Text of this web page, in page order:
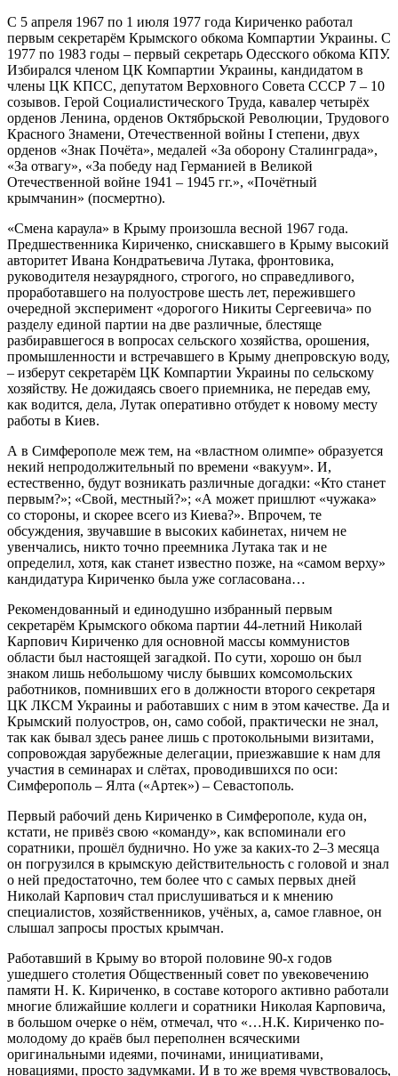
С 5 апреля 1967 по 1 июля 1977 года Кириченко работал
первым секретарём Крымского обкома Компартии Украины. С
1977 по 1983 годы – первый секретарь Одесского обкома КПУ.
Избирался членом ЦК Компартии Украины, кандидатом в
члены ЦК КПСС, депутатом Верховного Совета СССР 7 – 10
созывов. Герой Социалистического Труда, кавалер четырёх
орденов Ленина, орденов Октябрьской Революции, Трудового
Красного Знамени, Отечественной войны I степени, двух
орденов «Знак Почёта», медалей «За оборону Сталинграда»,
«За отвагу», «За победу над Германией в Великой
Отечественной войне 1941 – 1945 гг.», «Почётный
крымчанин» (посмертно).
«Смена караула» в Крыму произошла весной 1967 года.
Предшественника Кириченко, снискавшего в Крыму высокий
авторитет Ивана Кондратьевича Лутака, фронтовика,
руководителя незаурядного, строгого, но справедливого,
проработавшего на полуострове шесть лет, пережившего
очередной эксперимент «дорогого Никиты Сергеевича» по
разделу единой партии на две различные, блестяще
разбиравшегося в вопросах сельского хозяйства, орошения,
промышленности и встречавшего в Крыму днепровскую воду,
– изберут секретарём ЦК Компартии Украины по сельскому
хозяйству. Не дожидаясь своего приемника, не передав ему,
как водится, дела, Лутак оперативно отбудет к новому месту
работы в Киев.
А в Симферополе меж тем, на «властном олимпе» образуется
некий непродолжительный по времени «вакуум». И,
естественно, будут возникать различные догадки: «Кто станет
первым?»; «Свой, местный?»; «А может пришлют «чужака»
со стороны, и скорее всего из Киева?». Впрочем, те
обсуждения, звучавшие в высоких кабинетах, ничем не
увенчались, никто точно преемника Лутака так и не
определил, хотя, как станет известно позже, на «самом верху»
кандидатура Кириченко была уже согласована…
Рекомендованный и единодушно избранный первым
секретарём Крымского обкома партии 44-летний Николай
Карпович Кириченко для основной массы коммунистов
области был настоящей загадкой. По сути, хорошо он был
знаком лишь небольшому числу бывших комсомольских
работников, помнивших его в должности второго секретаря
ЦК ЛКСМ Украины и работавших с ним в этом качестве. Да и
Крымский полуостров, он, само собой, практически не знал,
так как бывал здесь ранее лишь с протокольными визитами,
сопровождая зарубежные делегации, приезжавшие к нам для
участия в семинарах и слётах, проводившихся по оси:
Симферополь – Ялта («Артек») – Севастополь.
Первый рабочий день Кириченко в Симферополе, куда он,
кстати, не привёз свою «команду», как вспоминали его
соратники, прошёл буднично. Но уже за каких-то 2–3 месяца
он погрузился в крымскую действительность с головой и знал
о ней предостаточно, тем более что с самых первых дней
Николай Карпович стал прислушиваться и к мнению
специалистов, хозяйственников, учёных, а, самое главное, он
слышал запросы простых крымчан.
Работавший в Крыму во второй половине 90-х годов
ушедшего столетия Общественный совет по увековечению
памяти Н. К. Кириченко, в составе которого активно работали
многие ближайшие коллеги и соратники Николая Карповича,
в большом очерке о нём, отмечал, что «…Н.К. Кириченко по-
молодому до краёв был переполнен всяческими
оригинальными идеями, починами, инициативами,
новациями, просто задумками. И в то же время чувствовалось,